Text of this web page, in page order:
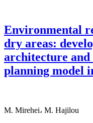
Environmental
dry areas:
architecture and
planning model
M. Mirehei، M. Hajilou